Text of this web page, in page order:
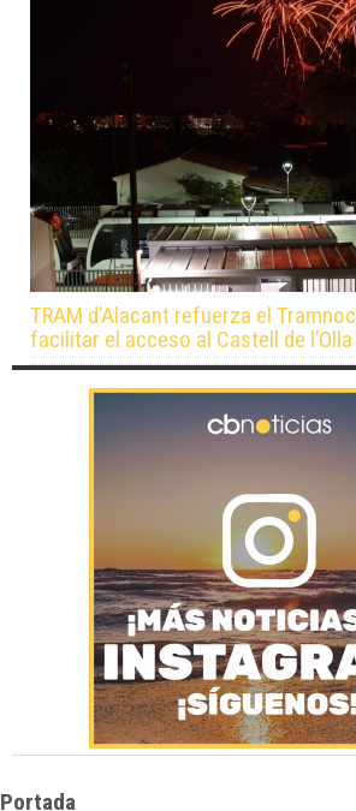
TRAM d’Alacant refuerza el
facilitar el acceso al Castell de
Portada